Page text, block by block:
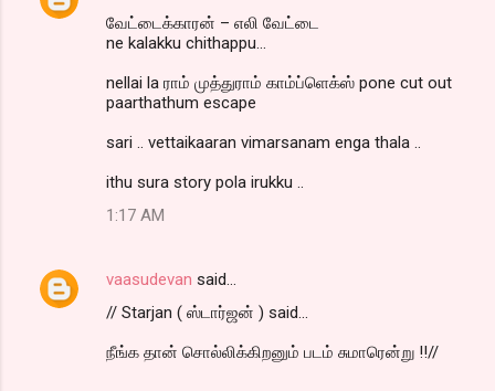
வேட்டைக்காரன் – எலி வேட்டை
ne kalakku chithappu...
nellai la ராம் முத்துராம் காம்ப்ளெக்ஸ் pone cut out
paarthathum escape
sari .. vettaikaaran vimarsanam enga thala ..
ithu sura story pola irukku ..
1:17 AM
vaasudevan said…
// Starjan ( ஸ்டார்ஜன் ) said...
நீங்க தான் சொல்லிக்கிறனும் படம் சுமாரென்று !!//